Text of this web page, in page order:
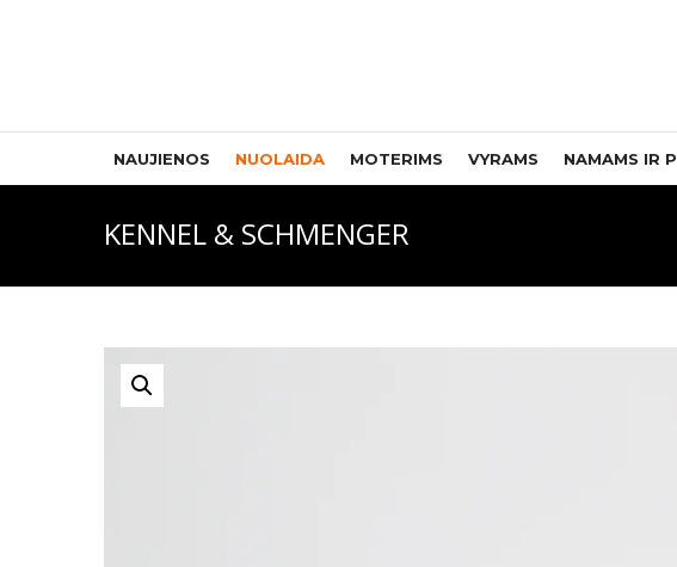
NAUJIENOS NUOLAIDA MOTERIMS VYRAMS NAMAMS IR
KENNEL & SCHMENGER